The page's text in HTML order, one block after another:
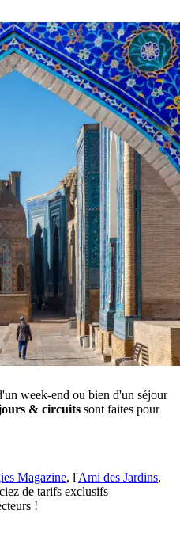
week-end ou bien d'un séjour
& circuits sont faites pour
Magazine, l'Ami des Jardins,
de tarifs exclusifs
!